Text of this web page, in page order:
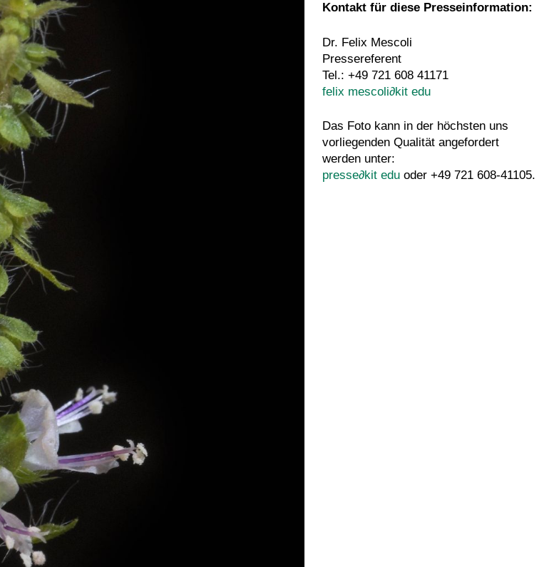
Kontakt für diese Presseinformation:
Dr. Felix Mescoli
Pressereferent
Tel.: +49 721 608 41171
felix mescoli∂kit edu
Das Foto kann in der höchsten uns
vorliegenden Qualität angefordert
werden unter:
presse∂kit edu oder +49 721 608-41105.